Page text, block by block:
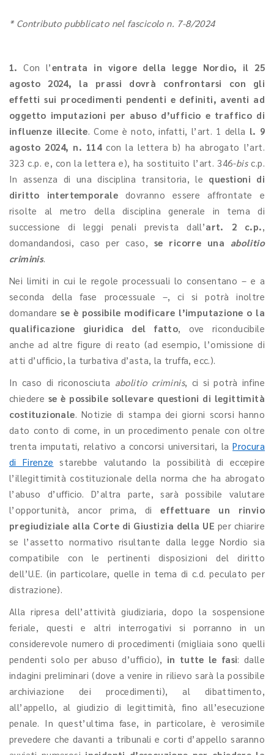
* Contributo pubblicato nel fascicolo n. 7-8/2024
1. Con l’entrata in vigore della legge Nordio, il 25
agosto 2024, la prassi dovrà confrontarsi con gli
effetti sui procedimenti pendenti e definiti, aventi ad
oggetto imputazioni per abuso d’ufficio e traffico di
influenze illecite. Come è noto, infatti, l’art. 1 della l. 9
agosto 2024, n. 114con la lettera b) ha abrogato l’art.
323 c.p. e, con la lettera e), ha sostituito l’art. 346-bisc.p.
In assenza di una disciplina transitoria, le questioni di
diritto intertemporale dovranno essere affrontate e
risolte al metro della disciplina generale in tema di
successione di leggi penali prevista dall’art. 2 c.p.,
domandandosi, caso per caso, se ricorre una abolitio
criminis.
Nei limiti in cui le regole processuali lo consentano – e a
seconda della fase processuale –, ci si potrà inoltre
domandarese è possibile modificare l’imputazione o la
qualificazione giuridica del fatto, ove riconducibile
anche ad altre figure di reato (ad esempio, l’omissione di
atti d’ufficio, la turbativa d’asta, la truffa, ecc.).
In caso di riconosciuta abolitio criminis, ci si potrà infine
chiedere se è possibile sollevare questioni di legittimità
costituzionale. Notizie di stampa dei giorni scorsi hanno
dato conto di come, in un procedimento penale con oltre
trenta imputati, relativo a concorsi universitari, laProcura
di Firenze starebbe valutando la possibilità di eccepire
l’illegittimità costituzionale della norma che ha abrogato
l’abuso d’ufficio. D’altra parte, sarà possibile valutare
l’opportunità, ancor prima, dieffettuare un rinvio
pregiudiziale alla Corte di Giustizia della UE per chiarire
se l’assetto normativo risultante dalla legge Nordio sia
compatibile con le pertinenti disposizioni del diritto
dell’U.E. (in particolare, quelle in tema di c.d. peculato per
distrazione).
Alla ripresa dell’attività giudiziaria, dopo la sospensione
feriale, questi e altri interrogativi si porranno in un
considerevole numero di procedimenti (migliaia sono quelli
pendenti solo per abuso d’ufficio), in tutte le fasi: dalle
indagini preliminari (dove a venire in rilievo sarà la possibile
archiviazione dei procedimenti), al dibattimento,
all’appello, al giudizio di legittimità, fino all’esecuzione
penale. In quest’ultima fase, in particolare, è verosimile
prevedere che davanti a tribunali e corti d’appello saranno